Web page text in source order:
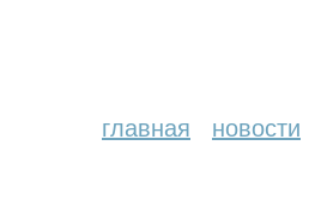
главная новости